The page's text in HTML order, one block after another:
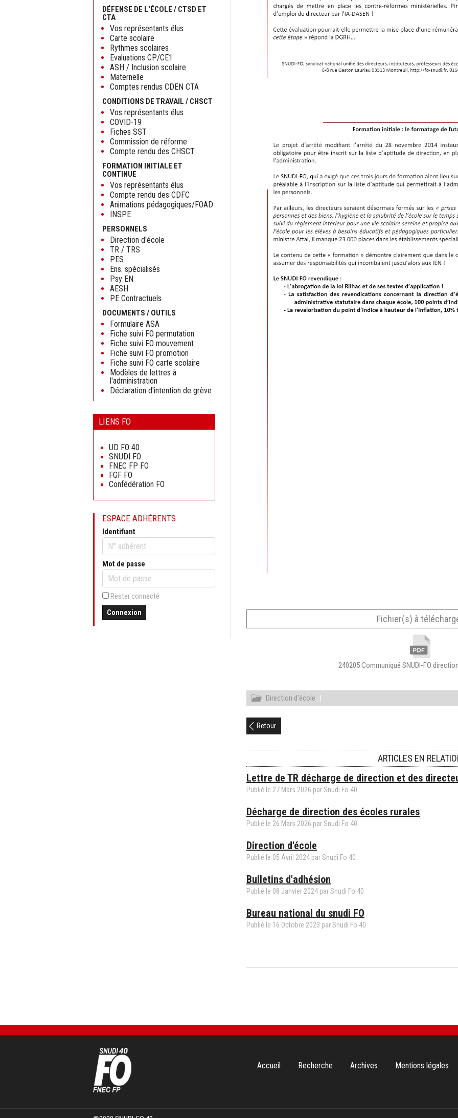
Fichier(s) à
240205 Communiqué SNUDI-FO
Direction d'école
Retour
ARTICLES EN
Lettre de TR décharge de direction et des
Publié le 27 Mars 2026 par Snudi Fo 40
Décharge de direction des écoles rurales
Publié le 26 Mars 2026 par Snudi Fo 40
Direction d'école
Publié le 05 Avril 2024 par Snudi Fo 40
Bulletins d'adhésion
Publié le 08 Janvier 2024 par Snudi Fo 40
Bureau national du snudi FO
Publié le 16 Octobre 2023 par Snudi Fo 40
DÉFENSE DE L'ÉCOLE / CTSD ET
CTA
Vos représentants élus
Carte scolaire
Rythmes scolaires
Evaluations CP/CE1
ASH / Inclusion scolaire
Maternelle
Comptes rendus CDEN CTA
CONDITIONS DE TRAVAIL / CHSCT
Vos représentants élus
COVID-19
Fiches SST
Commission de réforme
Compte rendu des CHSCT
FORMATION INITIALE ET
CONTINUE
Vos représentants élus
Compte rendu des CDFC
Animations pédagogiques/FOAD
INSPE
PERSONNELS
Direction d'école
TR / TRS
PES
Ens. spécialisés
Psy EN
AESH
PE Contractuels
DOCUMENTS / OUTILS
Formulaire ASA
Fiche suivi FO permutation
Fiche suivi FO mouvement
Fiche suivi FO promotion
Fiche suivi FO carte scolaire
Modèles de lettres à
l'administration
Déclaration d'intention de grève
LIENS FO
contenu
UD FO 40
SNUDI FO
FNEC FP FO
FGF FO
Confédération FO
ESPACE ADHÉRENTS
Identifiant
Mot de passe
Rester connecté
Connexion
Aller
Accueil Recherche Archives Mentions légales